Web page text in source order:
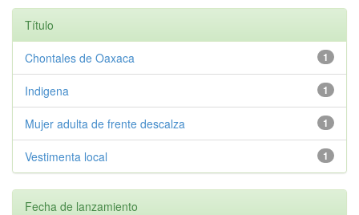
Título
1
Chontales de Oaxaca
1
Indigena
1
Mujer adulta de frente descalza
1
Vestimenta local
Fecha de lanzamiento